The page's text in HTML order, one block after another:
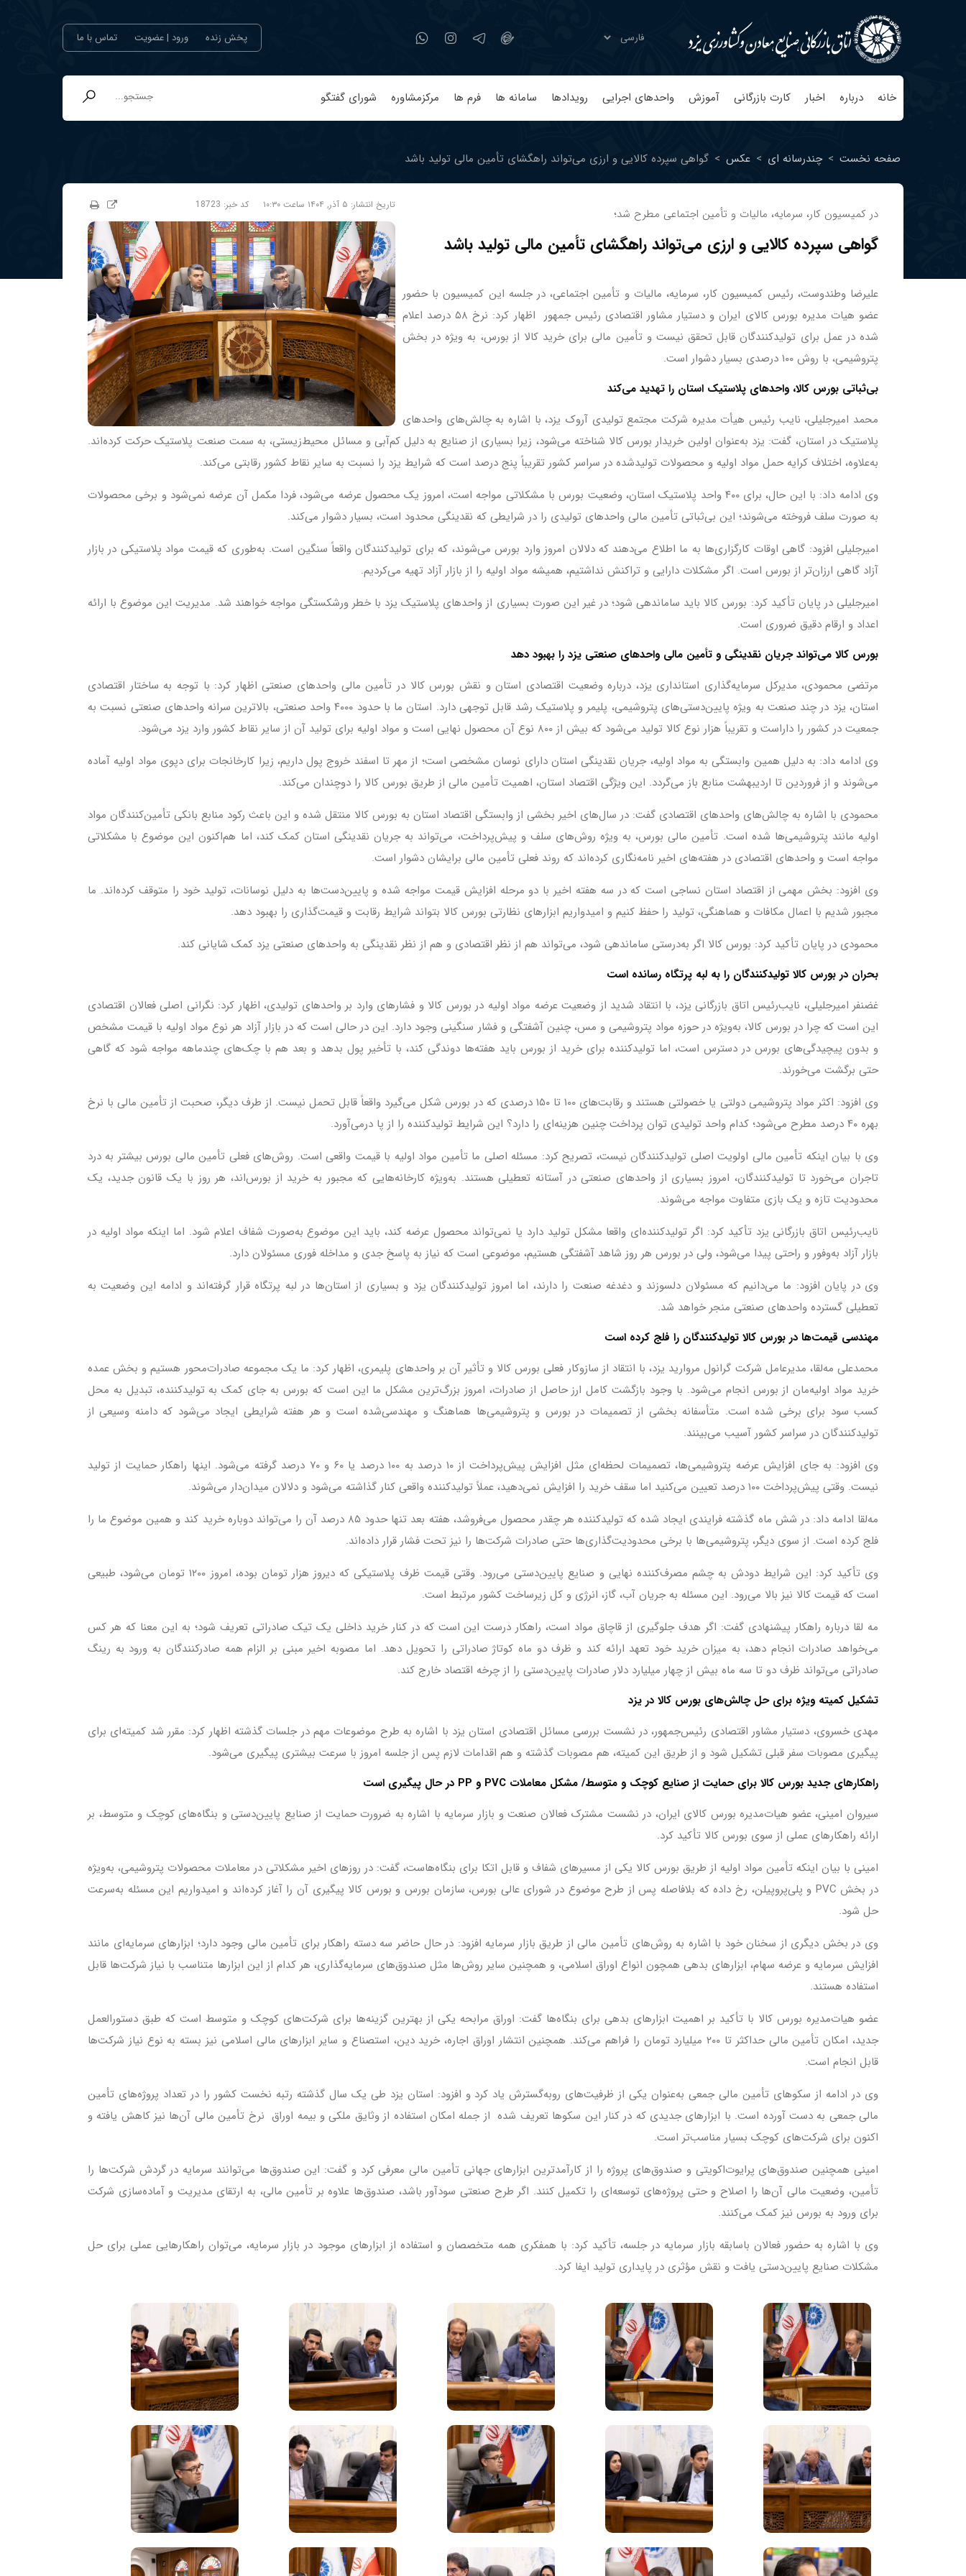
پخش زنده ورود | عضویت تماس با ما
خانه درباره اخبار کارت بازرگانی آموزش واحدهای اجرایی رویدادها سامانه ها فرم ها مرکزمشاوره شورای گفتگو
صفحه نخست > چندرسانه ای > عکس > گواهی سپرده کالایی و ارزی می‌تواند راهگشای تأمین مالی تولید باشد
تاریخ انتشار: کد خبر:
در کمیسیون کار، سرمایه، مالیات و تأمین اجتماعی مطرح شد؛
گواهی سپرده کالایی و ارزی می‌تواند راهگشای تأمین مالی تولید باشد
علیرضا وطندوست، رئیس کمیسیون کار، سرمایه، مالیات و تأمین اجتماعی، در جلسه‌ این کمیسیون با حضور
عضو هیات مدیره بورس کالای ایران و دستیار مشاور اقتصادی رئیس جمهور اظهار کرد: نرخ ۵۸ درصد اعلام
شده در عمل برای تولیدکنندگان قابل تحقق نیست و تأمین مالی برای خرید کالا از بورس، به ویژه در بخش
پتروشیمی، با روش ۱۰۰ درصدی بسیار دشوار است.
بی‌ثباتی بورس کالا، واحدهای پلاستیک استان را تهدید می‌کند
محمد امیرجلیلی، نایب رئیس هیأت مدیره شرکت مجتمع تولیدی آروک یزد، با اشاره به چالش‌های واحدهای
پلاستیک در استان، گفت: یزد به‌عنوان اولین خریدار بورس کالا شناخته می‌شود، زیرا بسیاری از صنایع به دلیل کم‌آبی و مسائل محیط‌زیستی، به سمت صنعت پلاستیک حرکت کرده‌اند.
به‌علاوه، اختلاف کرایه حمل مواد اولیه و محصولات تولیدشده در سراسر کشور تقریباً پنج درصد است که شرایط یزد را نسبت به سایر نقاط کشور رقابتی می‌کند.
وی ادامه داد: با این حال، برای ۴۰۰ واحد پلاستیک استان، وضعیت بورس با مشکلاتی مواجه است، امروز یک محصول عرضه می‌شود، فردا مکمل آن عرضه نمی‌شود و برخی محصولات
به صورت سلف فروخته می‌شوند؛ این بی‌ثباتی تأمین مالی واحدهای تولیدی را در شرایطی که نقدینگی محدود است، بسیار دشوار می‌کند.
امیرجلیلی افزود: گاهی اوقات کارگزاری‌ها به ما اطلاع می‌دهند که دلالان امروز وارد بورس می‌شوند، که برای تولیدکنندگان واقعاً سنگین است. به‌طوری که قیمت مواد پلاستیکی در بازار
آزاد گاهی ارزان‌تر از بورس است. اگر مشکلات دارایی و تراکنش نداشتیم، همیشه مواد اولیه را از بازار آزاد تهیه می‌کردیم.
امیرجلیلی در پایان تأکید کرد: بورس کالا باید ساماندهی شود؛ در غیر این صورت بسیاری از واحدهای پلاستیک یزد با خطر ورشکستگی مواجه خواهند شد. مدیریت این موضوع با ارائه
اعداد و ارقام دقیق ضروری است.
بورس کالا می‌تواند جریان نقدینگی و تأمین مالی واحدهای صنعتی یزد را بهبود دهد
مرتضی محمودی، مدیرکل سرمایه‌گذاری استانداری یزد، درباره وضعیت اقتصادی استان و نقش بورس کالا در تأمین مالی واحدهای صنعتی اظهار کرد: با توجه به ساختار اقتصادی
استان، یزد در چند صنعت به ویژه پایین‌دستی‌های پتروشیمی، پلیمر و پلاستیک رشد قابل توجهی دارد. استان ما با حدود ۴۰۰۰ واحد صنعتی، بالاترین سرانه واحدهای صنعتی نسبت به
جمعیت در کشور را داراست و تقریباً هزار نوع کالا تولید می‌شود که بیش از ۸۰۰ نوع آن محصول نهایی است و مواد اولیه برای تولید آن از سایر نقاط کشور وارد یزد می‌شود.
وی ادامه داد: به دلیل همین وابستگی به مواد اولیه، جریان نقدینگی استان دارای نوسان مشخصی است؛ از مهر تا اسفند خروج پول داریم، زیرا کارخانجات برای دپوی مواد اولیه آماده
می‌شوند و از فروردین تا اردیبهشت منابع باز می‌گردد. این ویژگی اقتصاد استان، اهمیت تأمین مالی از طریق بورس کالا را دوچندان می‌کند.
محمودی با اشاره به چالش‌های واحدهای اقتصادی گفت: در سال‌های اخیر بخشی از وابستگی اقتصاد استان به بورس کالا منتقل شده و این باعث رکود منابع بانکی تأمین‌کنندگان مواد
اولیه مانند پتروشیمی‌ها شده است. تأمین مالی بورس، به ویژه روش‌های سلف و پیش‌پرداخت، می‌تواند به جریان نقدینگی استان کمک کند، اما هم‌اکنون این موضوع با مشکلاتی
مواجه است و واحدهای اقتصادی در هفته‌های اخیر نامه‌نگاری کرده‌اند که روند فعلی تأمین مالی برایشان دشوار است.
وی افزود: بخش مهمی از اقتصاد استان نساجی است که در سه هفته اخیر با دو مرحله افزایش قیمت مواجه شده و پایین‌دست‌ها به دلیل نوسانات، تولید خود را متوقف کرده‌اند. ما
مجبور شدیم با اعمال مکافات و هماهنگی، تولید را حفظ کنیم و امیدواریم ابزارهای نظارتی بورس کالا بتواند شرایط رقابت و قیمت‌گذاری را بهبود دهد.
محمودی در پایان تأکید کرد: بورس کالا اگر به‌درستی ساماندهی شود، می‌تواند هم از نظر اقتصادی و هم از نظر نقدینگی به واحدهای صنعتی یزد کمک شایانی کند.
بحران در بورس کالا تولیدکنندگان را به لبه پرتگاه رسانده است
غضنفر امیرجلیلی، نایب‌رئیس اتاق بازرگانی یزد، با انتقاد شدید از وضعیت عرضه مواد اولیه در بورس کالا و فشارهای وارد بر واحدهای تولیدی، اظهار کرد: نگرانی اصلی فعالان اقتصادی
این است که چرا در بورس کالا، به‌ویژه در حوزه مواد پتروشیمی و مس، چنین آشفتگی و فشار سنگینی وجود دارد. این در حالی است که در بازار آزاد هر نوع مواد اولیه با قیمت مشخص
و بدون پیچیدگی‌های بورس در دسترس است، اما تولیدکننده برای خرید از بورس باید هفته‌ها دوندگی کند، با تأخیر پول بدهد و بعد هم با چک‌های چندماهه مواجه شود که گاهی
حتی برگشت می‌خورند.
وی افزود: اکثر مواد پتروشیمی دولتی یا خصولتی هستند و رقابت‌های ۱۰۰ تا ۱۵۰ درصدی که در بورس شکل می‌گیرد واقعاً قابل تحمل نیست. از طرف دیگر، صحبت از تأمین مالی با نرخ
بهره ۴۰ درصد مطرح می‌شود؛ کدام واحد تولیدی توان پرداخت چنین هزینه‌ای را دارد؟ این شرایط تولیدکننده را از پا درمی‌آورد.
وی با بیان اینکه تأمین مالی اولویت اصلی تولیدکنندگان نیست، تصریح کرد: مسئله اصلی ما تأمین مواد اولیه با قیمت واقعی است. روش‌های فعلی تأمین مالی بورس بیشتر به درد
تاجران می‌خورد تا تولیدکنندگان، امروز بسیاری از واحدهای صنعتی در آستانه تعطیلی هستند. به‌ویژه کارخانه‌هایی که مجبور به خرید از بورس‌اند، هر روز با یک قانون جدید، یک
محدودیت تازه و یک بازی متفاوت مواجه می‌شوند.
نایب‌رئیس اتاق بازرگانی یزد تأکید کرد: اگر تولیدکننده‌ای واقعا مشکل تولید دارد یا نمی‌تواند محصول عرضه کند، باید این موضوع به‌صورت شفاف اعلام شود. اما اینکه مواد اولیه در
بازار آزاد به‌وفور و راحتی پیدا می‌شود، ولی در بورس هر روز شاهد آشفتگی هستیم، موضوعی است که نیاز به پاسخ جدی و مداخله فوری مسئولان دارد.
وی در پایان افزود: ما می‌دانیم که مسئولان دلسوزند و دغدغه صنعت را دارند، اما امروز تولیدکنندگان یزد و بسیاری از استان‌ها در لبه پرتگاه قرار گرفته‌اند و ادامه این وضعیت به
تعطیلی گسترده واحدهای صنعتی منجر خواهد شد.
مهندسی قیمت‌ها در بورس کالا تولیدکنندگان را فلج کرده است
محمدعلی مه‌لقا، مدیرعامل شرکت گرانول مروارید یزد، با انتقاد از سازوکار فعلی بورس کالا و تأثیر آن بر واحدهای پلیمری، اظهار کرد: ما یک مجموعه صادرات‌محور هستیم و بخش عمده
خرید مواد اولیه‌مان از بورس انجام می‌شود. با وجود بازگشت کامل ارز حاصل از صادرات، امروز بزرگ‌ترین مشکل ما این است که بورس به جای کمک به تولیدکننده، تبدیل به محل
کسب سود برای برخی شده است. متأسفانه بخشی از تصمیمات در بورس و پتروشیمی‌ها هماهنگ و مهندسی‌شده است و هر هفته شرایطی ایجاد می‌شود که دامنه وسیعی از
تولیدکنندگان در سراسر کشور آسیب می‌بینند.
وی افزود: به جای افزایش عرضه پتروشیمی‌ها، تصمیمات لحظه‌ای مثل افزایش پیش‌پرداخت از ۱۰ درصد به ۱۰۰ درصد یا ۶۰ و ۷۰ درصد گرفته می‌شود. اینها راهکار حمایت از تولید
نیست. وقتی پیش‌پرداخت ۱۰۰ درصد تعیین می‌کنید اما سقف خرید را افزایش نمی‌دهید، عملاً تولیدکننده واقعی کنار گذاشته می‌شود و دلالان میدان‌دار می‌شوند.
مه‌لقا ادامه داد: در شش ماه گذشته فرایندی ایجاد شده که تولیدکننده هر چقدر محصول می‌فروشد، هفته بعد تنها حدود ۸۵ درصد آن را می‌تواند دوباره خرید کند و همین موضوع ما را
فلج کرده است. از سوی دیگر، پتروشیمی‌ها با برخی محدودیت‌گذاری‌ها حتی صادرات شرکت‌ها را نیز تحت فشار قرار داده‌اند.
وی تأکید کرد: این شرایط دودش به چشم مصرف‌کننده نهایی و صنایع پایین‌دستی می‌رود. وقتی قیمت ظرف پلاستیکی که دیروز هزار تومان بوده، امروز ۱۲۰۰ تومان می‌شود، طبیعی
است که قیمت کالا نیز بالا می‌رود. این مسئله به جریان آب، گاز، انرژی و کل زیرساخت کشور مرتبط است.
مه لقا درباره راهکار پیشنهادی گفت: اگر هدف جلوگیری از قاچاق مواد است، راهکار درست این است که در کنار خرید داخلی یک تیک صادراتی تعریف شود؛ به این معنا که هر کس
می‌خواهد صادرات انجام دهد، به میزان خرید خود تعهد ارائه کند و ظرف دو ماه کوتاژ صادراتی را تحویل دهد. اما مصوبه اخیر مبنی بر الزام همه صادرکنندگان به ورود به رینگ
صادراتی می‌تواند ظرف دو تا سه ماه بیش از چهار میلیارد دلار صادرات پایین‌دستی را از چرخه اقتصاد خارج کند.
تشکیل کمیته ویژه برای حل چالش‌های بورس کالا در یزد
مهدی خسروی، دستیار مشاور اقتصادی رئیس‌جمهور، در نشست بررسی مسائل اقتصادی استان یزد با اشاره به طرح موضوعات مهم در جلسات گذشته اظهار کرد: مقرر شد کمیته‌ای برای
پیگیری مصوبات سفر قبلی تشکیل شود و از طریق این کمیته، هم مصوبات گذشته و هم اقدامات لازم پس از جلسه امروز با سرعت بیشتری پیگیری می‌شود.
راهکارهای جدید بورس کالا برای حمایت از صنایع کوچک و متوسط/ مشکل معاملات PVC و PP در حال پیگیری است
سیروان امینی، عضو هیات‌مدیره بورس کالای ایران، در نشست مشترک فعالان صنعت و بازار سرمایه با اشاره به ضرورت حمایت از صنایع پایین‌دستی و بنگاه‌های کوچک و متوسط، بر
ارائه راهکارهای عملی از سوی بورس کالا تأکید کرد.
امینی با بیان اینکه تأمین مواد اولیه از طریق بورس کالا یکی از مسیرهای شفاف و قابل اتکا برای بنگاه‌هاست، گفت: در روزهای اخیر مشکلاتی در معاملات محصولات پتروشیمی، به‌ویژه
در بخش PVC و پلی‌پروپیلن، رخ داده که بلافاصله پس از طرح موضوع در شورای عالی بورس، سازمان بورس و بورس کالا پیگیری آن را آغاز کرده‌اند و امیدواریم این مسئله به‌سرعت
حل شود.
وی در بخش دیگری از سخنان خود با اشاره به روش‌های تأمین مالی از طریق بازار سرمایه افزود: در حال حاضر سه دسته راهکار برای تأمین مالی وجود دارد؛ ابزارهای سرمایه‌ای مانند
افزایش سرمایه و عرضه سهام، ابزارهای بدهی همچون انواع اوراق اسلامی، و همچنین سایر روش‌ها مثل صندوق‌های سرمایه‌گذاری، هر کدام از این ابزارها متناسب با نیاز شرکت‌ها قابل
استفاده هستند.
عضو هیات‌مدیره بورس کالا با تأکید بر اهمیت ابزارهای بدهی برای بنگاه‌ها گفت: اوراق مرابحه یکی از بهترین گزینه‌ها برای شرکت‌های کوچک و متوسط است که طبق دستورالعمل
جدید، امکان تأمین مالی حداکثر تا ۲۰۰ میلیارد تومان را فراهم می‌کند. همچنین انتشار اوراق اجاره، خرید دین، استصناع و سایر ابزارهای مالی اسلامی نیز بسته به نوع نیاز شرکت‌ها
قابل انجام است.
وی در ادامه از سکوهای تأمین مالی جمعی به‌عنوان یکی از ظرفیت‌های رو‌به‌گسترش یاد کرد و افزود: استان یزد طی یک سال گذشته رتبه نخست کشور را در تعداد پروژه‌های تأمین
مالی جمعی به دست آورده است. با ابزارهای جدیدی که در کنار این سکوها تعریف شده از جمله امکان استفاده از وثایق ملکی و بیمه اوراق نرخ تأمین مالی آن‌ها نیز کاهش یافته و
اکنون برای شرکت‌های کوچک بسیار مناسب‌تر است.
امینی همچنین صندوق‌های پرایوت‌اکویتی و صندوق‌های پروژه را از کارآمدترین ابزارهای جهانی تأمین مالی معرفی کرد و گفت: این صندوق‌ها می‌توانند سرمایه در گردش شرکت‌ها را
تأمین، وضعیت مالی آن‌ها را اصلاح و حتی پروژه‌های توسعه‌ای را تکمیل کنند. اگر طرح صنعتی سودآور باشد، صندوق‌ها علاوه بر تأمین مالی، به ارتقای مدیریت و آماده‌سازی شرکت
برای ورود به بورس نیز کمک می‌کنند.
وی با اشاره به حضور فعالان باسابقه بازار سرمایه در جلسه، تأکید کرد: با همفکری همه متخصصان و استفاده از ابزارهای موجود در بازار سرمایه، می‌توان راهکارهایی عملی برای حل
مشکلات صنایع پایین‌دستی یافت و نقش مؤثری در پایداری تولید ایفا کرد.